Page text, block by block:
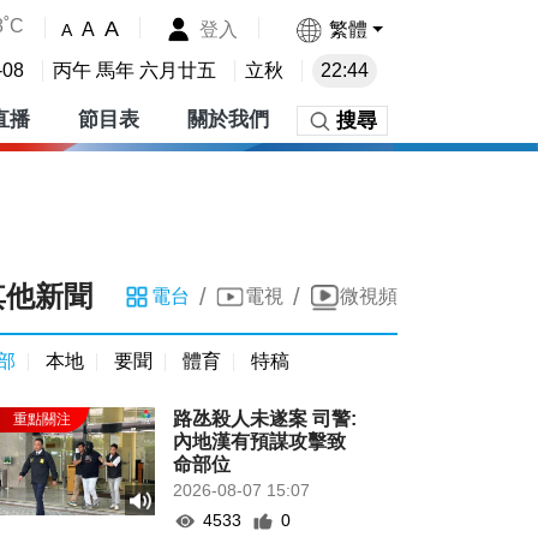
A A A 登入 繁體
丙午 馬年 六月廿五 立秋 22:44
播 節目表 關於我們 搜尋
新聞 電台 / 電視 / 微視頻
本地 要聞 體育 特稿
路氹殺人未遂案 司警:
內地漢有預謀攻擊致
命部位
2026-08-07 15:07
4533
0